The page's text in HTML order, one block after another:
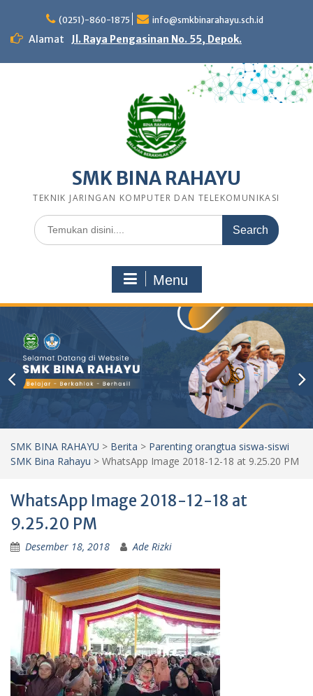
content
(0251)-860-1875 info@smkbinarahayu.sch.id
Alamat Jl. Raya Pengasinan No. 55, Depok.
SMK BINA RAHAYU
TEKNIK JARINGAN KOMPUTER DAN TELEKOMUNIKASI
Search
for:
Menu
SMK BINA RAHAYU > Berita > Parenting orangtua siswa-siswi
SMK Bina Rahayu > WhatsApp Image 2018-12-18 at 9.25.20 PM
WhatsApp Image 2018-12-18 at
9.25.20 PM
Desember 18, 2018 Ade Rizki